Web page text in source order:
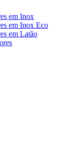
em Inox
em Inox Eco
em Latão